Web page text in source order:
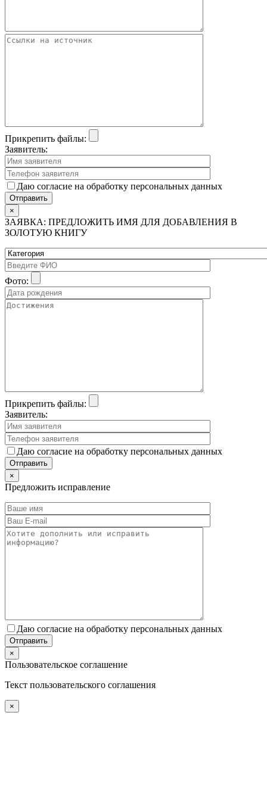
Прикрепить файлы:
Заявитель:
Даю согласие на обработку персональных данных
×
ЗАЯВКА: ПРЕДЛОЖИТЬ ИМЯ ДЛЯ ДОБАВЛЕНИЯ В
ЗОЛОТУЮ КНИГУ
Фото:
Прикрепить файлы:
Заявитель:
Даю согласие на обработку персональных данных
×
Предложить исправление
Даю согласие на обработку персональных данных
×
Пользовательское соглашение
Текст пользовательского соглашения
×